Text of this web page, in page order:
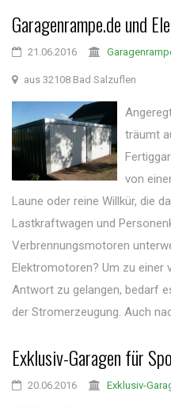
Garagenrampe.de und
21.06.2016
aus 32108 Bad Salzuflen
träumt
von
Laune oder reine Willkür, die
Lastkraftwagen und
Verbrennungsmotoren
Elektromotoren? Um zu einer
Antwort zu gelangen, bedarf
der Stromerzeugung. Auch
Exklusiv-Garagen für
20.06.2016 Exklusiv-